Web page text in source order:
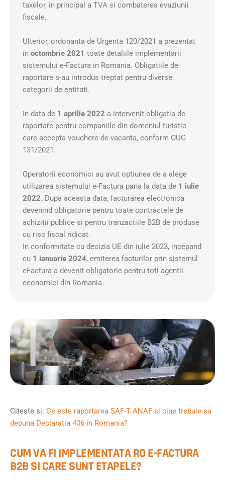
taxelor, in principal a TVA si combaterea evaziunii
fiscale.
Ulterior, ordonanta de Urgenta 120/2021 a prezentat
in octombrie 2021 toate detaliile implementarii
sistemului e-Factura in Romania. Obligatiile de
raportare s-au introdus treptat pentru diverse
categorii de entitati.
In data de 1 aprilie 2022 a intervenit obligatia de
raportare pentru companiile din domeniul turistic
care accepta vouchere de vacanta, conform OUG
131/2021.
Operatorii economici au avut optiunea de a alege
utilizarea sistemului e-Factura pana la data de 1 iulie
2022. Dupa aceasta data, facturarea electronica
devenind obligatorie pentru toate contractele de
achizitii publice si pentru tranzactiile B2B de produse
cu risc fiscal ridicat.
In conformitate cu decizia UE din iulie 2023, incepand
cu 1 ianuarie 2024, emiterea facturilor prin sistemul
eFactura a devenit obligatorie pentru toti agentii
economici din Romania.
Citeste si: Ce este raportarea SAF-T ANAF si cine trebuie sa
depuna Declaratia 406 in Romania?
CUM VA FI IMPLEMENTATA RO E-FACTURA
B2B SI CARE SUNT ETAPELE?